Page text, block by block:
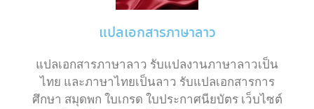
แปลเอกสารภาษาลาว
แปลเอกสารภาษาลาว รับแปลงานภาษาลาวเป็น
ไทย และภาษาไทยเป็นลาว รับแปลเอกสารการ
ศึกษา สมุดพก ใบเกรด ใบประกาศนียบัตร เว็บไซต์